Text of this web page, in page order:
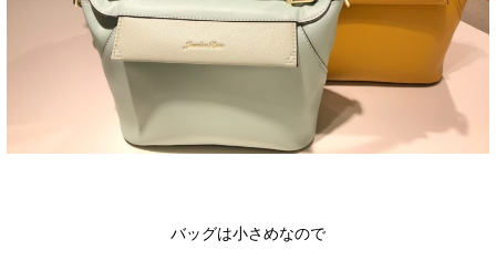
バッグは小さめなので